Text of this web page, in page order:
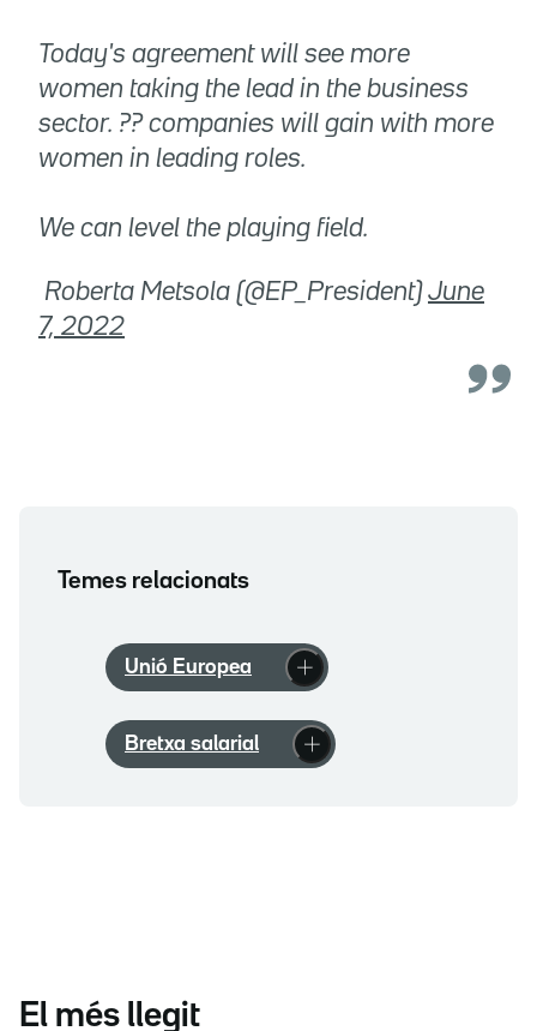
Today's agreement will see more
women taking the lead in the business
sector. ?? companies will gain with more
women in leading roles.
We can level the playing field.
 Roberta Metsola (@EP_President) June
7, 2022
Temes relacionats
Unió Europea
Bretxa salarial
El més llegit